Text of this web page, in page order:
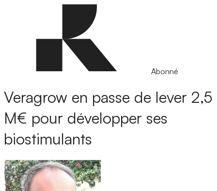
Abonné
Veragrow en passe de lever 2,5
M€ pour développer ses
biostimulants